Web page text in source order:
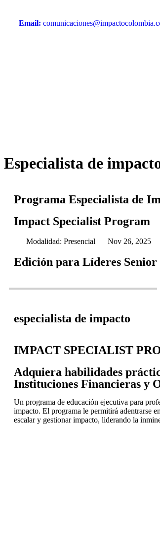
Email:
Especialista de
Programa Especialista de
Impact Specialist Program
Modalidad: Presencial Nov 26, 2025
Edición para Líderes
especialista de impacto
IMPACT SPECIALIST
Adquiera habilidades
Instituciones Financieras y
Un programa de educación ejecutiva para
impacto. El programa le permitirá adentrarse
escalar y gestionar impacto, liderando la